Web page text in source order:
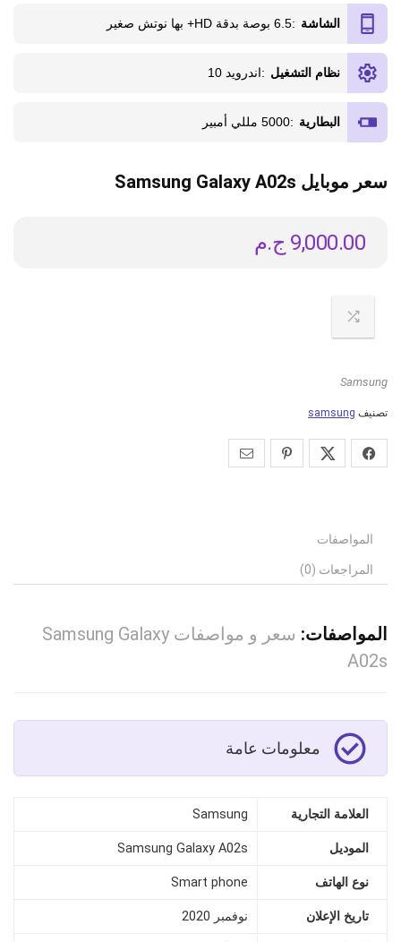
الشاشة :6.5 بوصة بدقة HD+ بها نوتش صغير
نظام التشغيل :اندرويد 10
البطارية :5000 مللي أمبير
سعر موبايل Samsung Galaxy A02s
ج.م 9,000.00
Samsung
تصنيف samsung
المواصفات
المراجعات (0)
المواصفات:
سعر و مواصفات Samsung Galaxy
A02s
معلومات عامة
العلامة التجارية Samsung
الموديل Samsung Galaxy A02s
نوع الهاتف Smart phone
تاريخ الإعلان نوفمبر 2020